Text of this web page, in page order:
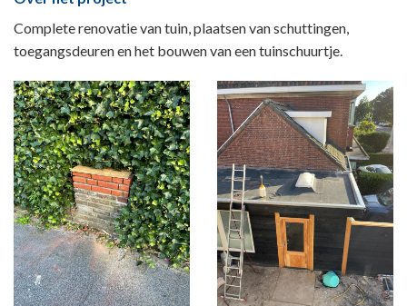
Complete renovatie van tuin, plaatsen van schuttingen,
toegangsdeuren en het bouwen van een tuinschuurtje.